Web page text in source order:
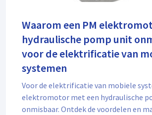
Waarom een PM
hydraulische pomp unit
voor de elektrificatie van
systemen
Voor de elektrificatie van mobiele
elektromotor met een hydraulische
onmisbaar. Ontdek de voordelen en